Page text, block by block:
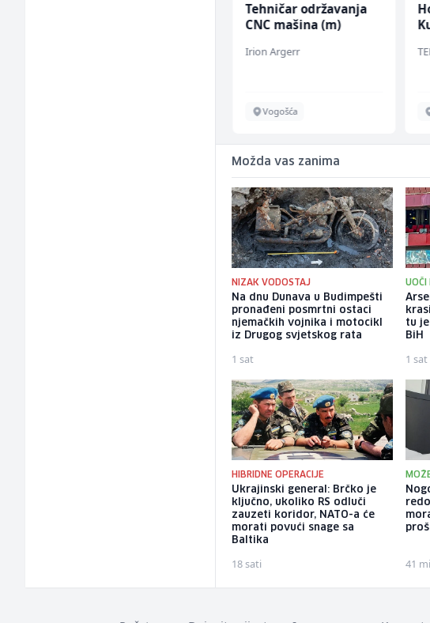
Tehničar održavanja
CNC mašina (m)
Irion Argerr
Vogošća
Možda vas zanima
NIZAK VODOSTAJ
Na dnu Dunava u Budimpešti
pronađeni posmrtni ostaci
njemačkih vojnika i motocikl
iz Drugog svjetskog rata
1 sat
UOČI
tu
BiH
1 sat
HIBRIDNE OPERACIJE
Ukrajinski general: Brčko je
ključno, ukoliko RS odluči
zauzeti koridor, NATO-a će
morati povući snage sa
Baltika
18 sati 41